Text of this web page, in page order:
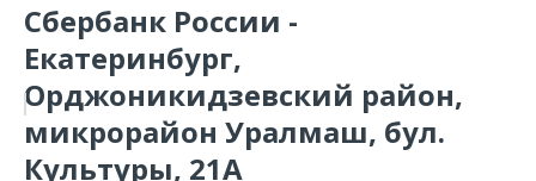
Сбербанк России -
Екатеринбург,
Орджоникидзевский район,
микрорайон Уралмаш, бул.
Культуры, 21А